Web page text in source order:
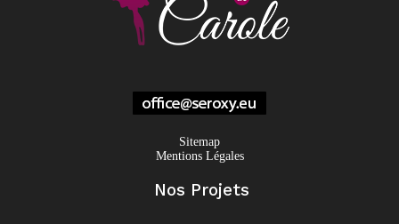
Sitemap
Mentions Légales
Nos Projets